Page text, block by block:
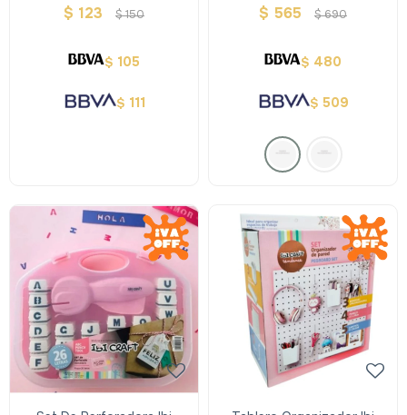
Encuadernacíon Ibi Craft
$ 123 $150
$ 105
$ 111
tendance big display 12
$ 565 $690
$ 480
$ 509